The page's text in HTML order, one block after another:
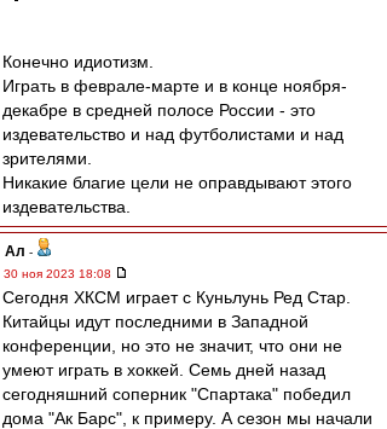
Конечно идиотизм.
Играть в феврале-марте и в конце ноября-
декабре в средней полосе России - это
издевательство и над футболистами и над
зрителями.
Никакие благие цели не оправдывают этого
издевательства.
Ал -
30 ноя 2023 18:08
Сегодня ХКСМ играет с Куньлунь Ред Стар.
Китайцы идут последними в Западной
конференции, но это не значит, что они не
умеют играть в хоккей. Семь дней назад
сегодняшний соперник "Спартака" победил
дома "Ак Барс", к примеру. А сезон мы начали